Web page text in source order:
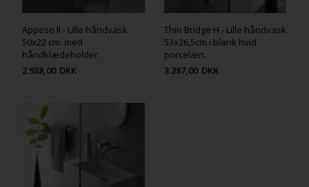
Appeso II - Lille håndvask
50x22 cm. med
håndklædeholder.
2.938,00 DKK
Thin Bridge H - Lille håndvask
53x26,5cm i blank hvid
porcelæn.
3.287,00 DKK